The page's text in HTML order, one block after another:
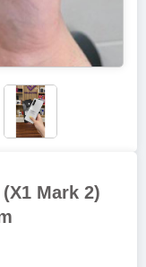
Mark 2)